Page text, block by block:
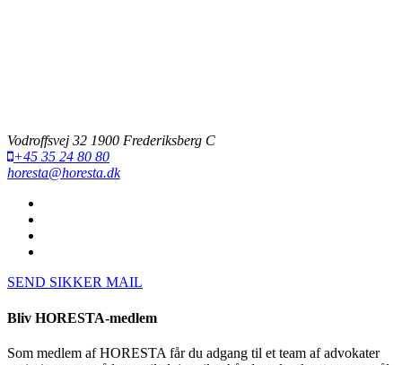
Vodroffsvej 32 1900 Frederiksberg C
+45 35 24 80 80
horesta@horesta.dk
SEND SIKKER MAIL
Bliv HORESTA-medlem
Som medlem af HORESTA får du adgang til et team af advokater